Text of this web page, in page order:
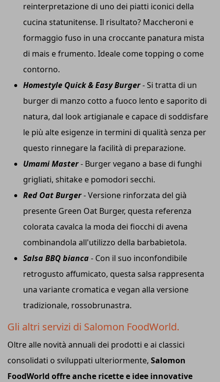
reinterpretazione di uno dei piatti iconici della
cucina statunitense. Il risultato? Maccheroni e
formaggio fuso in una croccante panatura mista
di mais e frumento. Ideale come topping o come
contorno.
Homestyle Quick & Easy Burger- Si tratta di un
burger di manzo cotto a fuoco lento e saporito di
natura, dal look artigianale e capace di soddisfare
le più alte esigenze in termini di qualità senza per
questo rinnegare la facilità di preparazione.
Umami Master- Burger vegano a base di funghi
grigliati, shitake e pomodori secchi.
Red Oat Burger- Versione rinforzata del già
presente Green Oat Burger, questa referenza
colorata cavalca la moda dei fiocchi di avena
combinandola all'utilizzo della barbabietola.
Salsa BBQ bianca - Con il suo inconfondibile
retrogusto affumicato, questa salsa rappresenta
una variante cromatica e vegan alla versione
tradizionale, rossobrunastra.
Gli altri servizi di Salomon FoodWorld.
Oltre alle novità annuali dei prodotti e ai classici
consolidati o sviluppati ulteriormente, Salomon
FoodWorld offre anche ricette e idee innovative